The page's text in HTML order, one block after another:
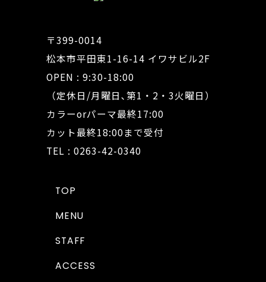
〒399-0014
松本市平田東1-16-14 イワサビル2F
OPEN : 9:30-18:00
（定休日/月曜日､第1・2・3火曜日）
カラーorパーマ最終17:00
カット最終18:00まで受付
TEL : 0263-42-0340
TOP
MENU
STAFF
ACCESS